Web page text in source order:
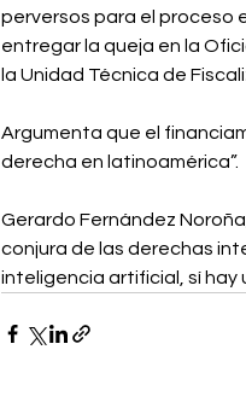
perversos para el proceso
entregar la queja en la
la Unidad Técnica de
Argumenta que el
derecha en latinoamérica”.⁣
Gerardo Fernández
conjura de las derechas
inteligencia artificial, sí hay